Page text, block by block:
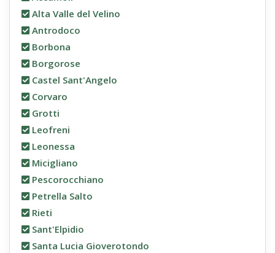
Alta Valle del Velino
Antrodoco
Borbona
Borgorose
Castel Sant'Angelo
Corvaro
Grotti
Leofreni
Leonessa
Micigliano
Pescorocchiano
Petrella Salto
Rieti
Sant'Elpidio
Santa Lucia Gioverotondo